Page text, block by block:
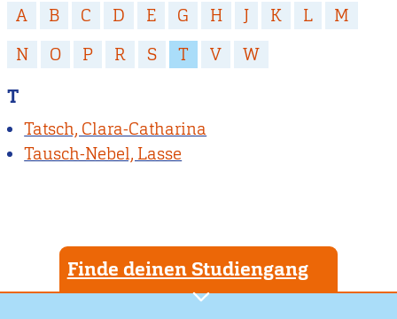
page
A
B C D E G H J K L
M
N
O P R S T V W
T
Tatsch, Clara-Catharina
Tausch-Nebel, Lasse
Finde deinen Studiengang